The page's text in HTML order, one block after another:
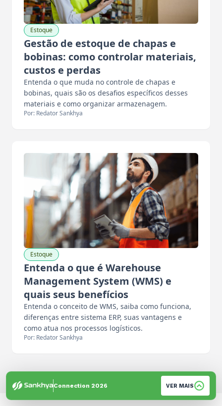
Estoque
Gestão de estoque de chapas e
bobinas: como controlar materiais,
custos e perdas
Entenda o que muda no controle de chapas e
bobinas, quais são os desafios específicos desses
materiais e como organizar armazenagem.
Por: Redator Sankhya
Estoque
Entenda o que é Warehouse
Management System (WMS) e
quais seus benefícios
Entenda o conceito de WMS, saiba como funciona,
diferenças entre sistema ERP, suas vantagens e
como atua nos processos logísticos.
Por: Redator Sankhya
Connection 2026 VER MAIS